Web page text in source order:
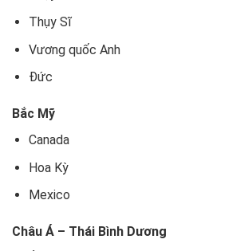
Thụy Sĩ
Vương quốc Anh
Đức
Bắc Mỹ
Canada
Hoa Kỳ
Mexico
Châu Á – Thái Bình Dương